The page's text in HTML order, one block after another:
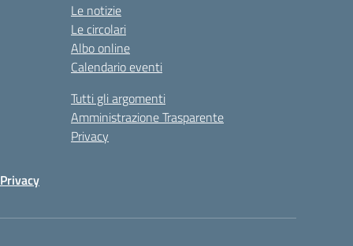
Le notizie
Le circolari
Albo online
Calendario eventi
Tutti gli argomenti
Amministrazione Trasparente
Privacy
Privacy